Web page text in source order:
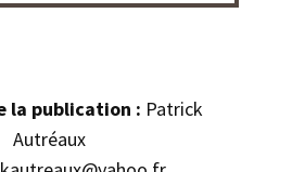
la publication : Patrick
Autréaux